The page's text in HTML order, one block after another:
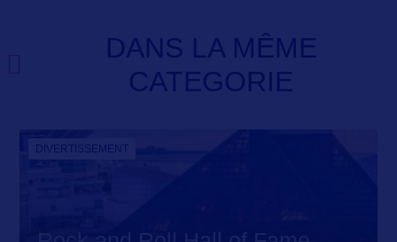
DANS LA MÊME
CATEGORIE
DIVERTISSEMENT